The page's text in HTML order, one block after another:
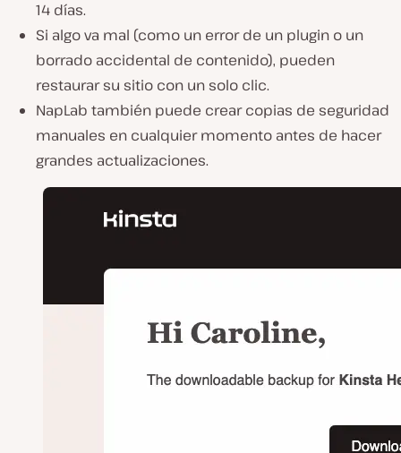
14 días.
Si algo va mal (como un error de un plugin o un
borrado accidental de contenido), pueden
restaurar su sitio con un solo clic.
NapLab también puede crear copias de seguridad
manuales en cualquier momento antes de hacer
grandes actualizaciones.